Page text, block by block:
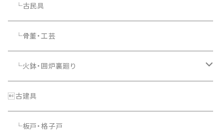
└古民具
└骨董・工芸
└火鉢・囲炉裏廻り
└照明器具
古建具
└板戸・格子戸